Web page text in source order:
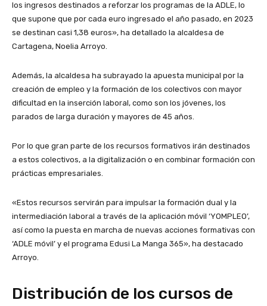
los ingresos destinados a reforzar los programas de la ADLE, lo
que supone que por cada euro ingresado el año pasado, en 2023
se destinan casi 1,38 euros», ha detallado la alcaldesa de
Cartagena, Noelia Arroyo.
Además, la alcaldesa ha subrayado la apuesta municipal por la
creación de empleo y la formación de los colectivos con mayor
dificultad en la inserción laboral, como son los jóvenes, los
parados de larga duración y mayores de 45 años.
Por lo que gran parte de los recursos formativos irán destinados
a estos colectivos, a la digitalización o en combinar formación con
prácticas empresariales.
«Estos recursos servirán para impulsar la formación dual y la
intermediación laboral a través de la aplicación móvil ‘YOMPLEO’,
así como la puesta en marcha de nuevas acciones formativas con
‘ADLE móvil’ y el programa Edusi La Manga 365», ha destacado
Arroyo.
Distribución de los cursos de